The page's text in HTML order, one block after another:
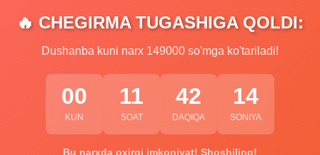
🔥 CHEGIRMA TUGASHIGA QOLDI:
Dushanba kuni narx 149000 so'mga ko'tariladi!
00
KUN
11
SOAT
42
DAQIQA
13
SONIYA
Bu narxda oxirgi imkoniyat! Shoshiling!